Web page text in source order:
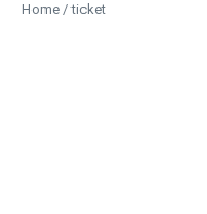
Home /ticket